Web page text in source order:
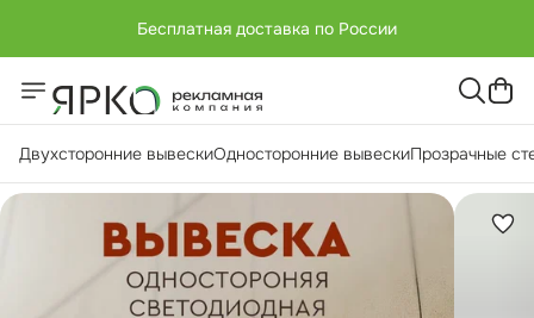
Бесплатная доставка по России
Бесплатная доставка по России
Двухсторонние вывескиОдносторонние вывескиПрозрачные